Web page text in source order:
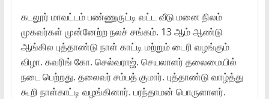
கடலூர் மாவட்டம் பண்ணுருட்டி வட்ட வீடு மனை நிலம்
முகவர்கள் முன்னேற்ற நலச் சங்கம். 13 ஆம் ஆண்டு
ஆங்கில புத்தாண்டு நாள் காட்டி மற்றும் டைரி வழங்கும்
விழா. கவரிங் கோ. செல்வராஜ். செயலாளர் தலைமையில்
நடை பெற்றது. தலைவர் சம்பத் குமார். புத்தாண்டு வாழ்த்து
கூறி நாள்காட்டி வழங்கினார். பரந்தாமன் பொருளாளர்.